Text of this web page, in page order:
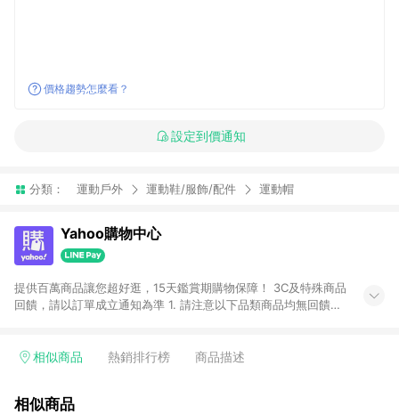
價格趨勢怎麼看？
設定到價通知
分類： 運動戶外 運動鞋/服飾/配件 運動帽
Yahoo購物中心
提供百萬商品讓您超好逛，15天鑑賞期購物保障！ 3C及特殊商品
回饋，請以訂單成立通知為準 1. 請注意以下品類商品均無回饋：
電玩/遊戲/相機/單眼/鏡頭/拍立得 [2024/6/1起適用] -內接硬
的購回饋活動享Yahoo超贈點回饋者 - 購物中心商店之商品：商
相似商品 熱銷排行榜 商品描述
相似商品